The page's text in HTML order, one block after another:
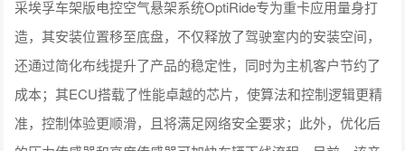
采埃孚车架版电控空气悬架系统OptiRide专为重卡应用量身打
造，其安装位置移至底盘，不仅释放了驾驶室内的安装空间，
还通过简化布线提升了产品的稳定性，同时为主机客户节约了
成本；其ECU搭载了性能卓越的芯片，使算法和控制逻辑更精
准，控制体验更顺滑，且将满足网络安全要求；此外，优化后